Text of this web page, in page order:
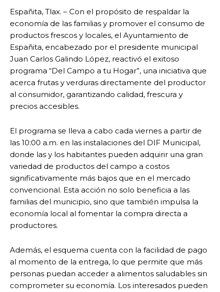
Españita, Tlax. – Con el propósito de respaldar la
economía de las familias y promover el consumo de
productos frescos y locales, el Ayuntamiento de
Españita, encabezado por el presidente municipal
Juan Carlos Galindo López, reactivó el exitoso
programa “Del Campo a tu Hogar”, una iniciativa que
acerca frutas y verduras directamente del productor
al consumidor, garantizando calidad, frescura y
precios accesibles.
El programa se lleva a cabo cada viernes a partir de
las 10:00 a.m. en las instalaciones del DIF Municipal,
donde las y los habitantes pueden adquirir una gran
variedad de productos del campo a costos
significativamente más bajos que en el mercado
convencional. Esta acción no solo beneficia a las
familias del municipio, sino que también impulsa la
economía local al fomentar la compra directa a
productores.
Además, el esquema cuenta con la facilidad de pago
al momento de la entrega, lo que permite que más
personas puedan acceder a alimentos saludables sin
comprometer su economía. Los interesados pueden